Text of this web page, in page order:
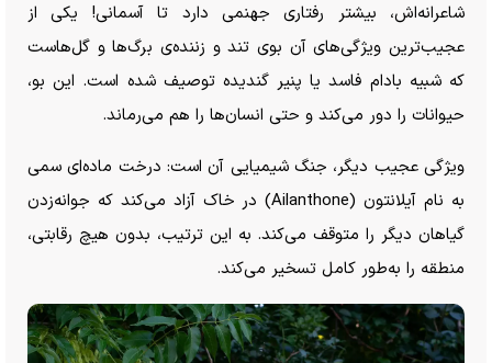
شاعرانه‌اش، بیشتر رفتاری جهنمی دارد تا آسمانی! یکی از
عجیب‌ترین ویژگی‌های آن بوی تند و زننده‌ی برگ‌ها و گل‌هاست
که شبیه بادام فاسد یا پنیر گندیده توصیف شده است. این بو،
حیوانات را دور می‌کند و حتی انسان‌ها را هم می‌رماند.
ویژگی عجیب دیگر، جنگ شیمیایی آن است: درخت ماده‌ای سمی
به نام آیلانتون (Ailanthone) در خاک آزاد می‌کند که جوانه‌زدن
گیاهان دیگر را متوقف می‌کند. به این ترتیب، بدون هیچ رقابتی،
منطقه را به‌طور کامل تسخیر می‌کند.